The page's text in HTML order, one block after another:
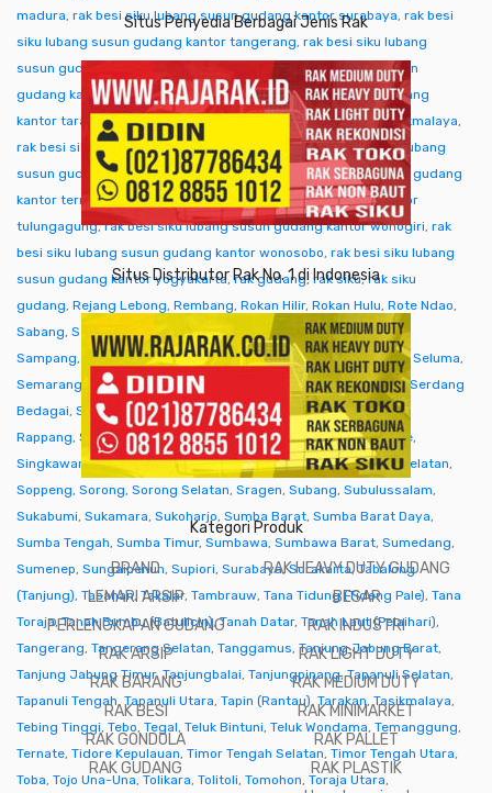
madura, rak besi siku lubang susun gudang kantor surabaya, rak besi
siku lubang susun gudang kantor tangerang, rak besi siku lubang
susun gudang kantor tangjung selor
rak besi siku lubang susun
gudang kantor tanjungpinang,rak besi siku lubang susun gudang
kantor tarakan, rak besi siku lubang susun gudang kantor tasikmalaya,
rak besi siku lubang susun gudang kantor tegal,rak besi siku lubang
susun gudang kantor temanggung,rak besi siku lubang susun gudang
kantor ternate tidore,rak besi siku lubang susun gudang kantor
tulungagung,rak besi siku lubang susun gudang kantor wonogiri, rak
besi siku lubang susun gudang kantor wonosobo, rak besi siku lubang
susun gudang kantor yogyakarta,rak gudang, rak siku,rak siku
gudang, Rejang Lebong, Rembang, Rokan Hilir, Rokan Hulu, Rote Ndao,
Sabang, Sabu Raijua ,Salatiga,Samarinda,Sambas,Samosir,
Sampang, Sanggau,Sarmi,Sarolangun,Sawahlunto,Sekadau,Seluma,
Semarang
Seram Bagian Barat Seram Bagian Timur,Serang,Serdang
Bedagai, Seruyan (Kuala Pembuang),Siak, Sibolga,Sidenreng
Rappang, Sidoarjo,Sigi,Sijunjung,Sikka,Simalungun,Simeulue,
Singkawang,Sinjai,Sintang,Situbondo,Sleman,Solok,Solok Selatan,
Soppeng, Sorong, Sorong Selatan, Sragen, Subang, Subulussalam,
Sukabumi, Sukamara, Sukoharjo, Sumba Barat, Sumba Barat Daya,
Sumba Tengah, Sumba Timur, Sumbawa, Sumbawa Barat, Sumedang,
Sumenep, Sungaipenuh, Supiori, Surabaya,Surakarta,Tabalong
(Tanjung), Tabanan, Takalar, Tambrauw, Tana Tidung (Tideng Pale), Tana
Toraja,Tanah Bumbu (Batulicin),Tanah Datar, Tanah Laut (Pelaihari),
Tangerang, Tangerang Selatan, Tanggamus, Tanjung Jabung Barat,
Tanjung Jabung Timur,Tanjungbalai, Tanjungpinang,Tapanuli Selatan,
Tapanuli Tengah, Tapanuli Utara, Tapin (Rantau), Tarakan,Tasikmalaya,
Tebing Tinggi, Tebo, Tegal, Teluk Bintuni, Teluk Wondama, Temanggung,
Ternate, Tidore Kepulauan, Timor Tengah Selatan, Timor Tengah Utara,
Toba, Tojo Una-Una, Tolikara, Tolitoli, Tomohon, Toraja Utara,
Situs Penyedia Berbagai Jenis Rak
Situs Distributor Rak No. 1 di Indonesia
Kategori Produk
BRAND
LEMARI ARSIP
PERLENGKAPAN GUDANG
RAK ARSIP
RAK BARANG
RAK BESI
RAK GONDOLA
RAK GUDANG
RAK HEAVY DUTY GUDANG
BESAR
RAK INDUSTRI
RAK LIGHT DUTY
RAK MEDIUM DUTY
RAK MINIMARKET
RAK PALLET
RAK PLASTIK